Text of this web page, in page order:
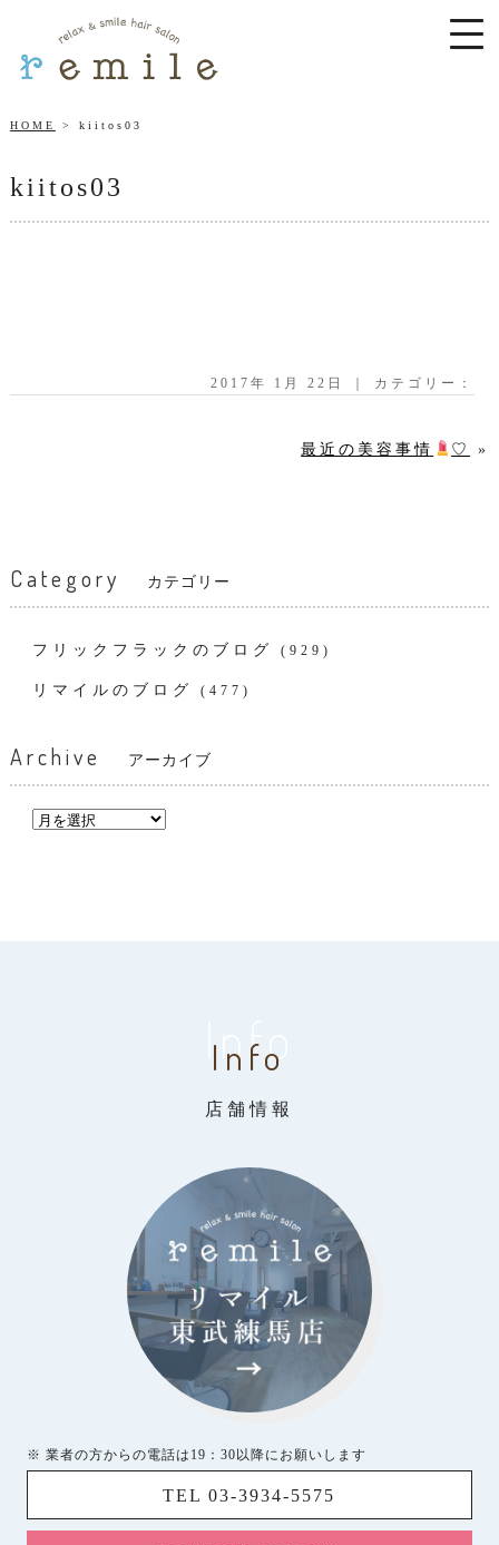
HOME kiitos03
kiitos03
2017年 1月 22日 ｜ カテゴリー：
最近の美容事情 ♡ »
Category カテゴリー
フリックフラックのブログ (929)
リマイルのブログ (477)
Archive アーカイブ
Info
Info
店舗情報
※ 業者の方からの電話は19：30以降にお願いします
TEL 03-3934-5575